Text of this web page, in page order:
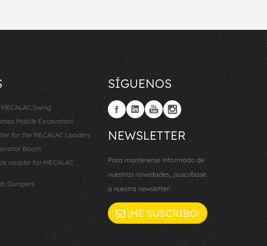
Swing
Mobile Excavators
for the MECALAC Loaders
Boom
coupler for MECALAC
Dumpers
SÍGUENOS
NEWSLETTER
Para mantenerse informado de
nuestras novedades, ¡suscríbase
a nuestra newsletter!
¡ME SUSCRIBO!